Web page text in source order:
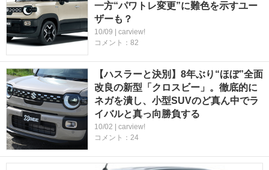
一方“パワトレ変更”に難色を示すユー
ザーも？
10/09 | carview!
コメント：82
【ハスラーと決別】8年ぶり“ほぼ”全面
改良の新型「クロスビー」。徹底的に
ネガを潰し、小型SUVのど真ん中でラ
イバルと真っ向勝負する
10/02 | carview!
コメント：24